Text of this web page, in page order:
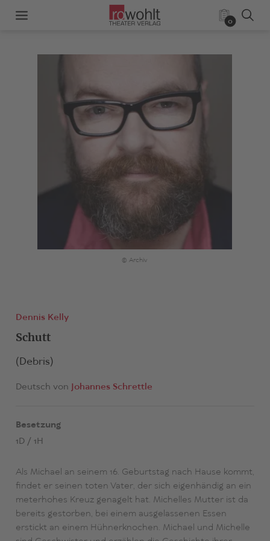
0
© Archiv
Dennis Kelly
Schutt
(Debris)
Deutsch von Johannes Schrettle
Besetzung
1D / 1H
Als Michael an seinem 16. Geburtstag nach Hause kommt,
findet er seinen toten Vater, der sich eigenhändig an ein
meterhohes Kreuz genagelt hat. Michelles Mutter ist da
bereits gestorben, bei einem ausgelassenen Essen
erstickt an einem Hühnerknochen. Michael und Michelle